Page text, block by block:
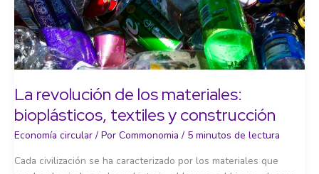
La revolución de los materiales:
bioplásticos, textiles y construcción
Economía circular / Por Commonomia / 5 minutos de lectura
Cada civilización se ha caracterizado por los materiales que